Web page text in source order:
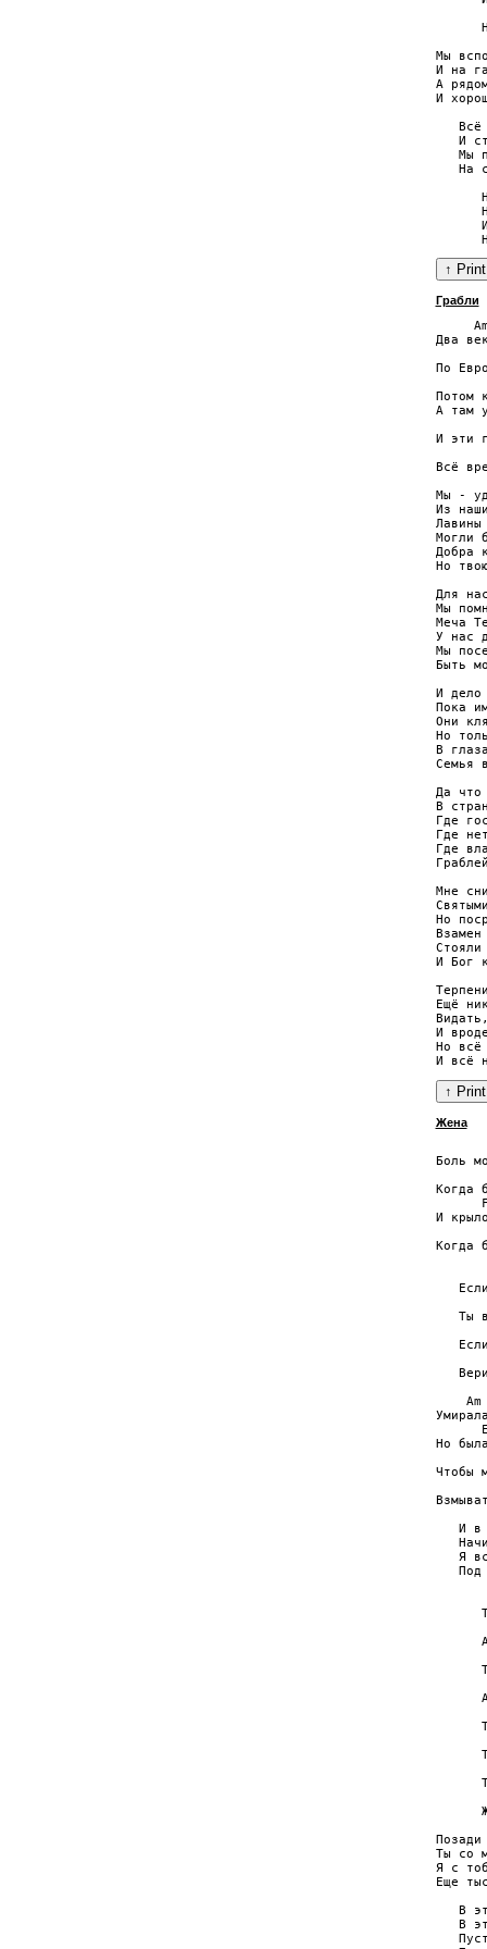
Мы
И на
А
И
Всё
И
Мы
На
Грабли
Два
По
Потом
А там
И эти
Всё
Мы -
Из
Могли
Добра
Но
Для
Мы
Меча
У нас
Мы
Быть
И дело
Пока
Они
Но
В
Семья
Да что
В
Где
Где
Где
Мне
Но
И Бог
Ещё
И
Но всё
Жена
Боль
Когда
И
Когда
Ты
    Am
Но
Чтобы
И в
Я
Под
Ты со
Я с
Еще
В
В